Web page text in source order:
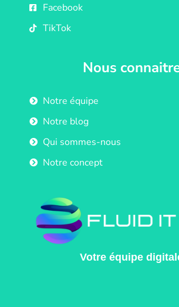
Facebook
TikTok
Nous
Notre équipe
Notre blog
Qui sommes-nous
Notre concept
Votre équipe